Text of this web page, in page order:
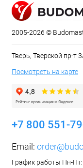
2005-2026 ©
Тверь, Тверской пр-т
Посмотреть на карте
+7 800 551-
Email:
График работы Пн-Пт: